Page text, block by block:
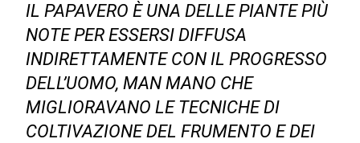
IL PAPAVERO È UNA DELLE PIANTE PIÙ
NOTE PER ESSERSI DIFFUSA
INDIRETTAMENTE CON IL PROGRESSO
DELL’UOMO, MAN MANO CHE
MIGLIORAVANO LE TECNICHE DI
COLTIVAZIONE DEL FRUMENTO E DEI